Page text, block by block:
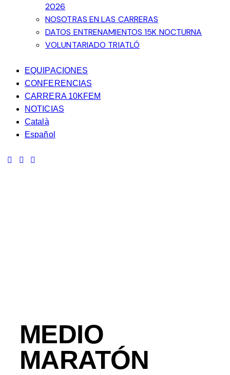
2026
NOSOTRAS EN LAS CARRERAS
DATOS ENTRENAMIENTOS 15K NOCTURNA
VOLUNTARIADO TRIATLÓ
EQUIPACIONES
CONFERENCIAS
CARRERA 10KFEM
NOTICIAS
Català
Español
MEDIO
MARATÓN